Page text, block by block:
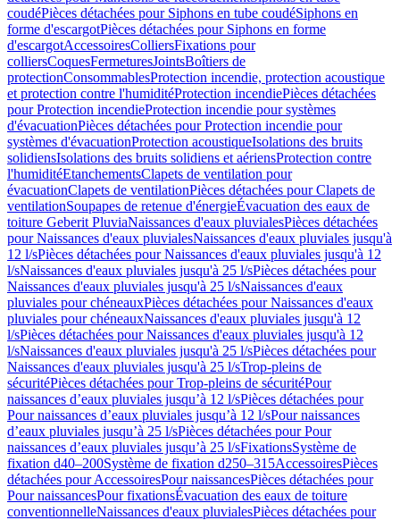
coudéPièces détachées pour Siphons en tube coudéSiphons en
forme d'escargotPièces détachées pour Siphons en forme
d'escargotAccessoiresColliersFixations pour
colliersCoquesFermeturesJointsBoîtiers de
protectionConsommablesProtection incendie, protection acoustique
et protection contre l'humiditéProtection incendiePièces détachées
pour Protection incendieProtection incendie pour systèmes
d'évacuationPièces détachées pour Protection incendie pour
systèmes d'évacuationProtection acoustiqueIsolations des bruits
solidiensIsolations des bruits solidiens et aériensProtection contre
l'humiditéEtanchementsClapets de ventilation pour
évacuationClapets de ventilationPièces détachées pour Clapets de
ventilationSoupapes de retenue d'énergieÉvacuation des eaux de
toiture Geberit PluviaNaissances d'eaux pluvialesPièces détachées
pour Naissances d'eaux pluvialesNaissances d'eaux pluviales jusqu'à
12 l/sPièces détachées pour Naissances d'eaux pluviales jusqu'à 12
l/sNaissances d'eaux pluviales jusqu'à 25 l/sPièces détachées pour
Naissances d'eaux pluviales jusqu'à 25 l/sNaissances d'eaux
pluviales pour chéneauxPièces détachées pour Naissances d'eaux
pluviales pour chéneauxNaissances d'eaux pluviales jusqu'à 12
l/sPièces détachées pour Naissances d'eaux pluviales jusqu'à 12
l/sNaissances d'eaux pluviales jusqu'à 25 l/sPièces détachées pour
Naissances d'eaux pluviales jusqu'à 25 l/sTrop-pleins de
sécuritéPièces détachées pour Trop-pleins de sécuritéPour
naissances d’eaux pluviales jusqu’à 12 l/sPièces détachées pour
Pour naissances d’eaux pluviales jusqu’à 12 l/sPour naissances
d’eaux pluviales jusqu’à 25 l/sPièces détachées pour Pour
naissances d’eaux pluviales jusqu’à 25 l/sFixationsSystème de
fixation d40–200Système de fixation d250–315AccessoiresPièces
détachées pour AccessoiresPour naissancesPièces détachées pour
Pour naissancesPour fixationsÉvacuation des eaux de toiture
conventionnelleNaissances d'eaux pluvialesPièces détachées pour